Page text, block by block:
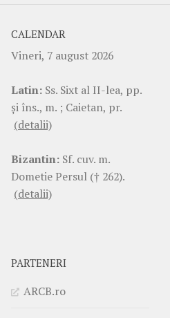
CALENDAR
Vineri, 7 august 2026
Latin: Ss. Sixt al II-lea, pp.
şi îns., m. ; Caietan, pr.
(detalii)
Bizantin: Sf. cuv. m.
Dometie Persul († 262).
(detalii)
PARTENERI
ARCB.ro